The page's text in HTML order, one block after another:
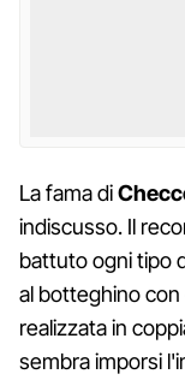
La fama di
indiscusso. Il
battuto ogni tipo
al botteghino con
realizzata in
sembra imporsi